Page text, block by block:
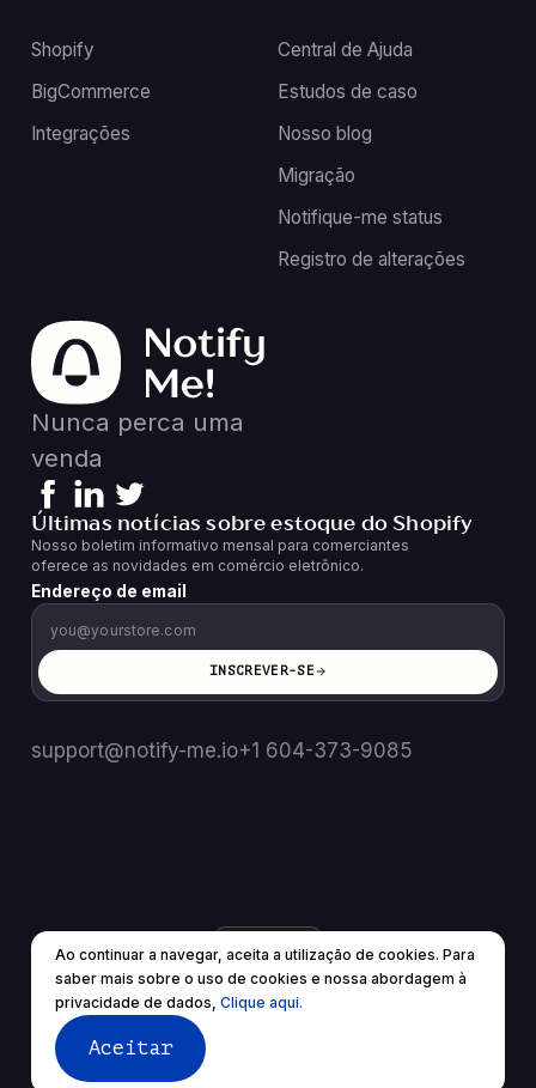
Ao continuar a navegar, aceita a utilização de cookies. Para
saber mais sobre o uso de cookies e nossa abordagem à
privacidade de dados, Clique aqui.
Aceitar
Central de Ajuda
Estudos de caso
Nosso blog
Migração
Notifique-me status
Registro de alterações
Shopify
BigCommerce
Integrações
Nunca perca uma
venda
Últimas notícias sobre estoque do Shopify
Nosso boletim informativo mensal para comerciantes
oferece as novidades em comércio eletrônico.
Endereço de email
INSCREVER-SE
support@notify-me.io+1 604-373-9085
© 2025 Todos os direitos reservados.
Termos de Serviçopolítica de Privacidade